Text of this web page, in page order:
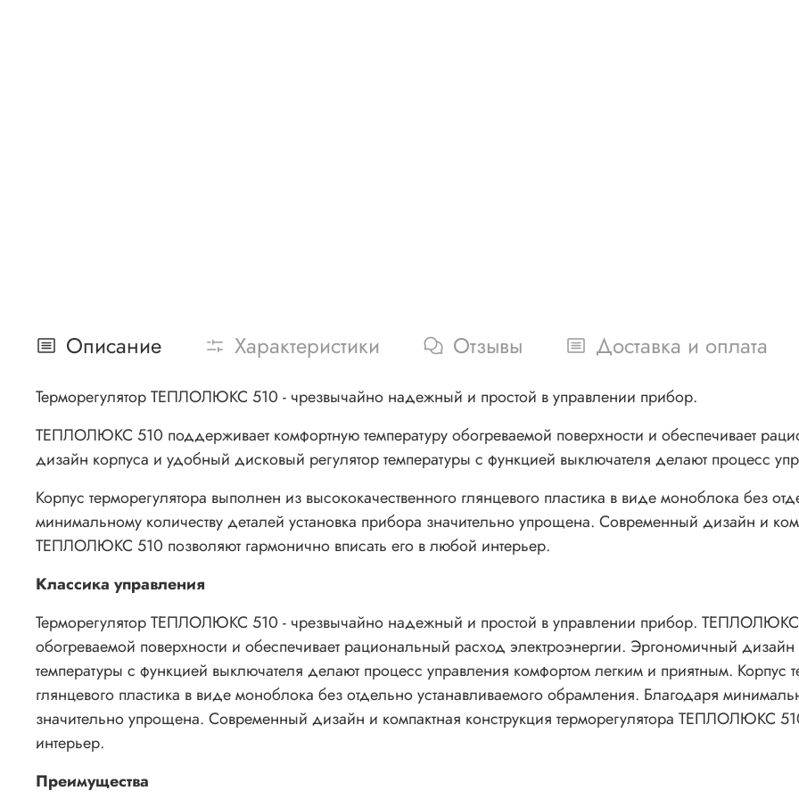
Описание Характеристики Отзывы Доставка и оплата
Терморегулятор ТЕПЛОЛЮКС 510 - чрезвычайно надежный и простой в управлении прибор.
ТЕПЛОЛЮКС 510 поддерживает комфортную температуру обогреваемой поверхности и обеспечивает
дизайн корпуса и удобный дисковый регулятор температуры с функцией выключателя делают процесс
Корпус терморегулятора выполнен из высококачественного глянцевого пластика в виде моноблока без
минимальному количеству деталей установка прибора значительно упрощена. Современный дизайн и
ТЕПЛОЛЮКС 510 позволяют гармонично вписать его в любой интерьер.
Классика управления
Терморегулятор ТЕПЛОЛЮКС 510 - чрезвычайно надежный и простой в управлении прибор. ТЕПЛОЛЮКС
обогреваемой поверхности и обеспечивает рациональный расход электроэнергии. Эргономичный
температуры с функцией выключателя делают процесс управления комфортом легким и приятным. Корпус
глянцевого пластика в виде моноблока без отдельно устанавливаемого обрамления. Благодаря
значительно упрощена. Современный дизайн и компактная конструкция терморегулятора ТЕПЛОЛЮКС
интерьер.
Преимущества